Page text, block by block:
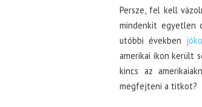
Persze, fel kell
mindenkit egyetlen
utóbbi években
amerikai ikon került
kincs az
megfejteni a titkot?